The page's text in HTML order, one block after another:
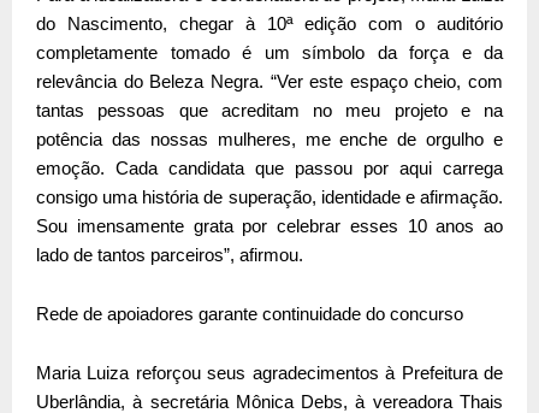
do Nascimento, chegar à 10ª edição com o auditório
completamente tomado é um símbolo da força e da
relevância do Beleza Negra. “Ver este espaço cheio, com
tantas pessoas que acreditam no meu projeto e na
potência das nossas mulheres, me enche de orgulho e
emoção. Cada candidata que passou por aqui carrega
consigo uma história de superação, identidade e afirmação.
Sou imensamente grata por celebrar esses 10 anos ao
lado de tantos parceiros”, afirmou.
Rede de apoiadores garante continuidade do concurso
Maria Luiza reforçou seus agradecimentos à Prefeitura de
Uberlândia, à secretária Mônica Debs, à vereadora Thais